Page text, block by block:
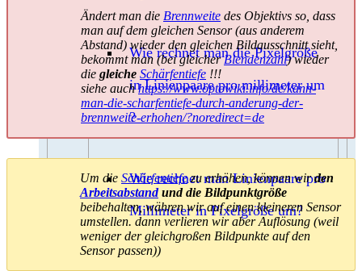
Wie rechnet man die Pixelgröße
in Linienpaare pro millimeter um
?
Wie rechnet man Linienpaare pro
Millimeter in Pixelgröße um?
Ändert man die Brennweite des Objektivs so, dass
man auf dem gleichen Sensor (aus anderem
Abstand) wieder den gleichen Bildausschnitt sieht,
bekommt man (bei gleicherBlendenzahl) wieder
die gleiche Schärfentiefe !!!
siehe auchhttps://www.optowiki.info/de/kann-
man-die-scharfentiefe-durch-anderung-der-
brennweite-erhohen/?noredirect=de
Um die Schärfentiefezu erhöhen, können wirden
Arbeitsabstandund die Bildpunktgröße
beibehalten, währen wir auf einen kleineren Sensor
umstellen. dann verlieren wir aber Auflösung (weil
weniger der gleichgroßen Bildpunkte auf den
Sensor passen))